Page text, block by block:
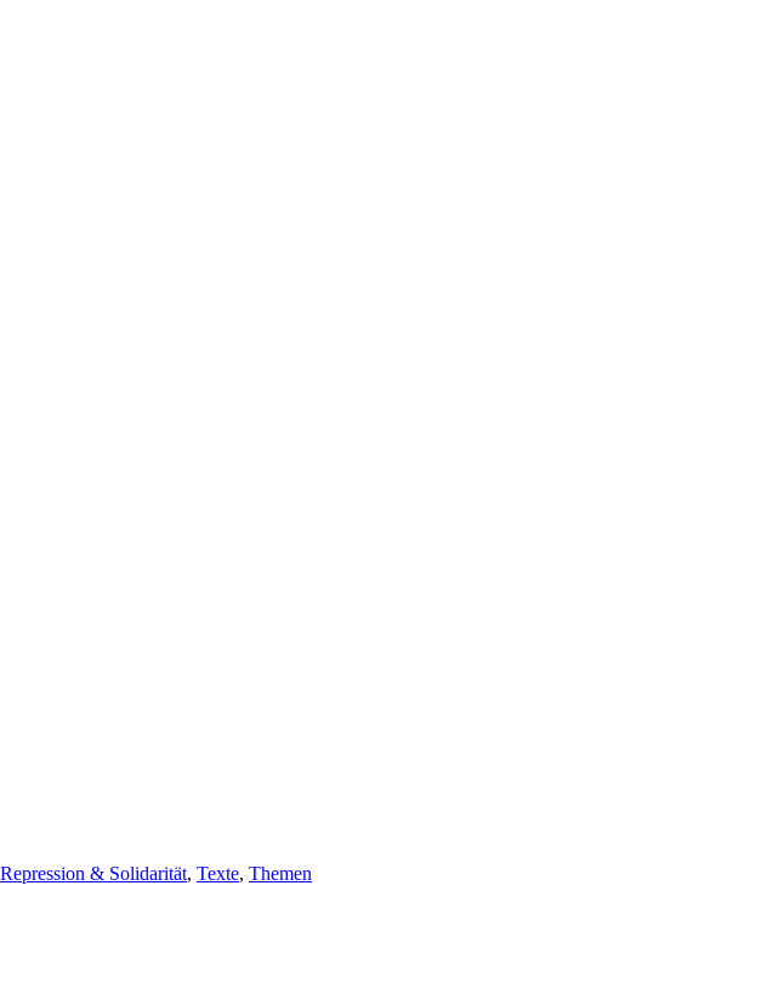
Repression & Solidarität, Texte, Themen